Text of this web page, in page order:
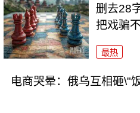
删去28
把戏骗
最热
电商哭晕：俄乌互相砸\"